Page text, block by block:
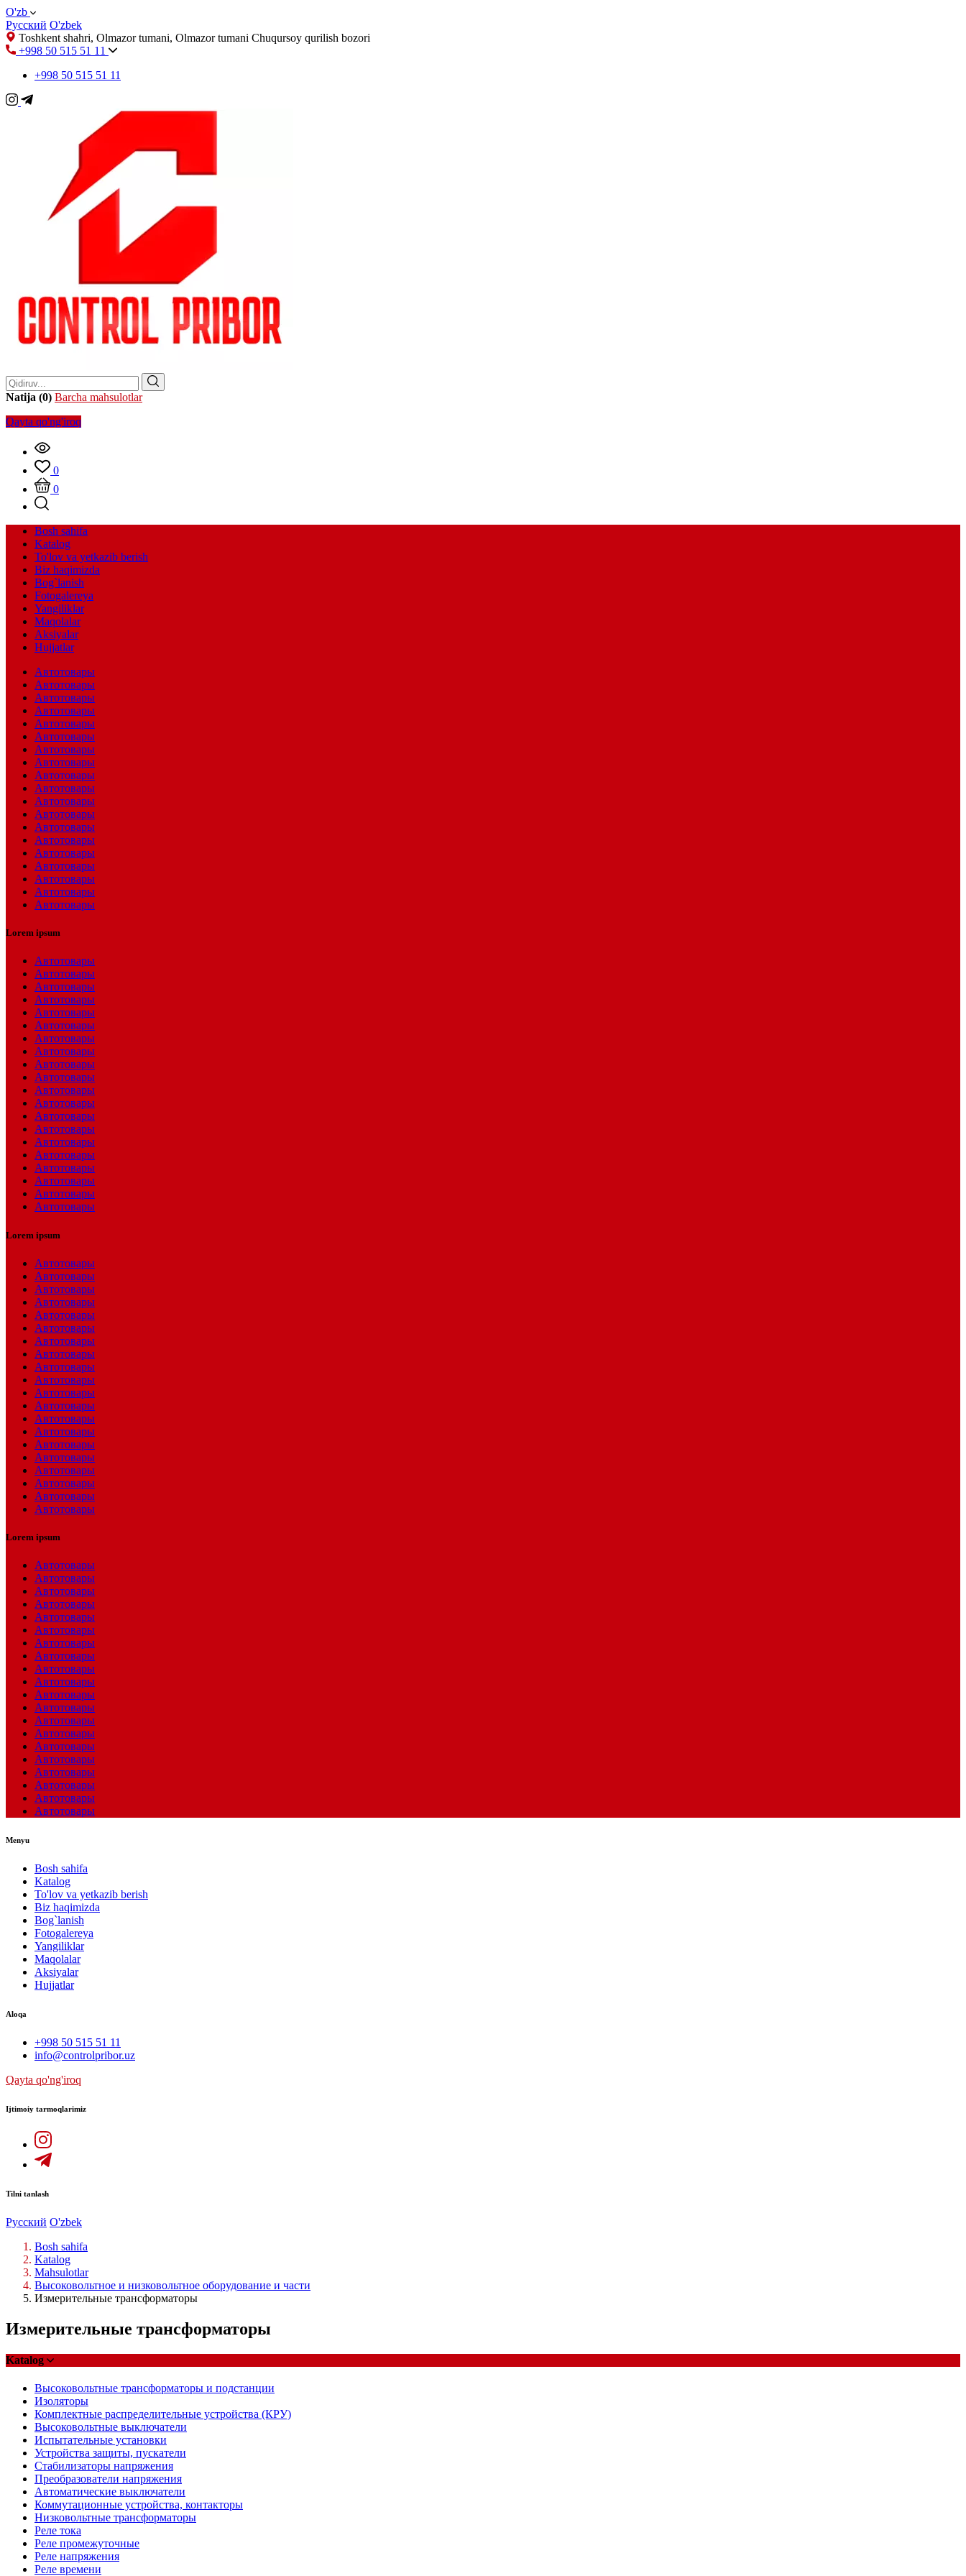
O'zb
Русский O'zbek
Toshkent shahri, Olmazor tumani, Olmazor tumani Chuqursoy qurilish bozori
+998 50 515 51 11
+998 50 515 51 11
Natija (0) Barcha mahsulotlar
Qayta qo'ng'iroq
0
0
Bosh sahifa
Katalog
To'lov va yetkazib berish
Biz haqimizda
Bog`lanish
Fotogalereya
Yangiliklar
Maqolalar
Aksiyalar
Hujjatlar
Автотовары
Автотовары
Автотовары
Автотовары
Автотовары
Автотовары
Автотовары
Автотовары
Автотовары
Автотовары
Автотовары
Автотовары
Автотовары
Автотовары
Автотовары
Автотовары
Автотовары
Автотовары
Автотовары
Lorem ipsum
Автотовары
Автотовары
Автотовары
Автотовары
Автотовары
Автотовары
Автотовары
Автотовары
Автотовары
Автотовары
Автотовары
Автотовары
Автотовары
Автотовары
Автотовары
Автотовары
Автотовары
Автотовары
Автотовары
Автотовары
Lorem ipsum
Автотовары
Автотовары
Автотовары
Автотовары
Автотовары
Автотовары
Автотовары
Автотовары
Автотовары
Автотовары
Автотовары
Автотовары
Автотовары
Автотовары
Автотовары
Автотовары
Автотовары
Автотовары
Автотовары
Автотовары
Lorem ipsum
Автотовары
Автотовары
Автотовары
Автотовары
Автотовары
Автотовары
Автотовары
Автотовары
Автотовары
Автотовары
Автотовары
Автотовары
Автотовары
Автотовары
Автотовары
Автотовары
Автотовары
Автотовары
Автотовары
Автотовары
Menyu
Bosh sahifa
Katalog
To'lov va yetkazib berish
Biz haqimizda
Bog`lanish
Fotogalereya
Yangiliklar
Maqolalar
Aksiyalar
Hujjatlar
Aloqa
+998 50 515 51 11
info@controlpribor.uz
Qayta qo'ng'iroq
Ijtimoiy tarmoqlarimiz
Tilni tanlash
Русский O'zbek
Bosh sahifa
Katalog
Mahsulotlar
Высоковольтное и низковольтное оборудование и части
Измерительные трансформаторы
Измерительные трансформаторы
Katalog
Высоковольтные трансформаторы и подстанции
Изоляторы
Комплектные распределительные устройства (КРУ)
Высоковольтные выключатели
Испытательные установки
Устройства защиты, пускатели
Стабилизаторы напряжения
Преобразователи напряжения
Автоматические выключатели
Коммутационные устройства, контакторы
Низковольтные трансформаторы
Реле тока
Реле промежуточные
Реле напряжения
Реле времени